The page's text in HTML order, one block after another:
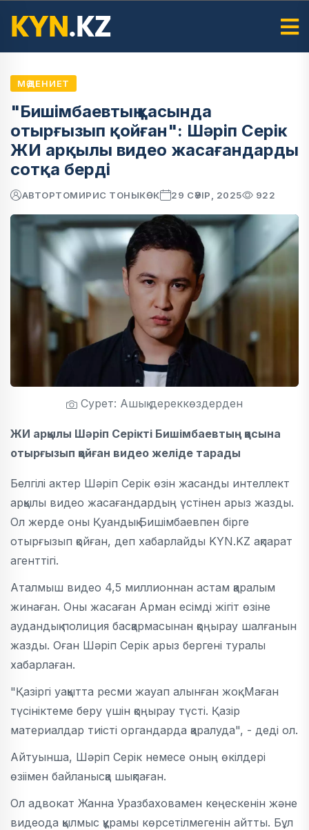
МӘДЕНИЕТ
"Бишімбаевтың қасында
отырғызып қойған": Шәріп Серік
ЖИ арқылы видео жасағандарды
сотқа берді
АВТОРТОМИРИС ТОНЫКӨК 29 СӘУІР, 2025 922
Сурет: Ашық дереккөздерден
ЖИ арқылы Шәріп Серікті Бишімбаевтың қасына
отырғызып қойған видео желіде тарады
Белгілі актер Шәріп Серік өзін жасанды интеллект
арқылы видео жасағандардың үстінен арыз жазды.
Ол жерде оны Қуандық Бишімбаевпен бірге
отырғызып қойған, деп хабарлайды KYN.KZ ақпарат
агенттігі.
Аталмыш видео 4,5 миллионнан астам қаралым
жинаған. Оны жасаған Арман есімді жігіт өзіне
аудандық полиция басқармасынан қоңырау шалғанын
жазды. Оған Шәріп Серік арыз бергені туралы
хабарлаған.
"Қазіргі уақытта ресми жауап алынған жоқ. Маған
түсініктеме беру үшін қоңырау түсті. Қазір
материалдар тиісті органдарда қаралуда", - деді ол.
Айтуынша, Шәріп Серік немесе оның өкілдері
өзіімен байланысқа шықпаған.
Ол адвокат Жанна Уразбаховамен кеңескенін және
видеода қылмыс құрамы көрсетілмегенін айтты. Бұл